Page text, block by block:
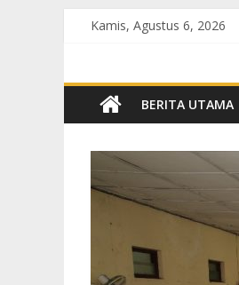
Kamis, Agustus 6, 2026
BERITA UTAMA